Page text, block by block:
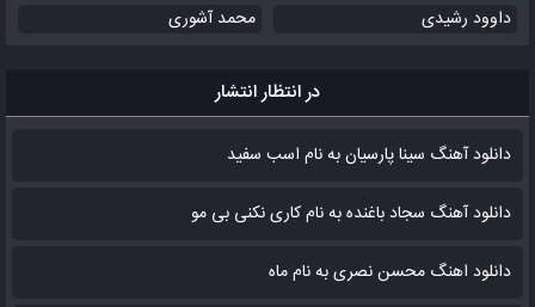
داوود رشیدی محمد آشوری
در انتظار انتشار
دانلود آهنگ سینا پارسیان به نام اسب سفید
دانلود آهنگ سجاد باغنده به نام کاری نکنی بی مو
دانلود اهنگ محسن نصری به نام‌ ماه